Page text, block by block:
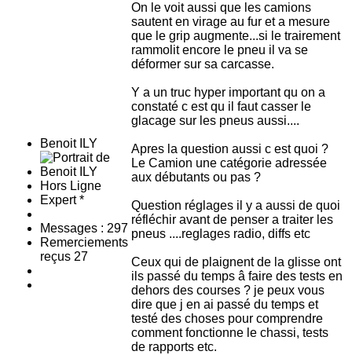
Benoit ILY
Hors Ligne
Expert *
Messages : 297
Remerciements
reçus 27
On le voit aussi que les camions
sautent en virage au fur et a mesure
que le grip augmente...si le trairement
rammolit encore le pneu il va se
déformer sur sa carcasse.
Y a un truc hyper important qu on a
constaté c est qu il faut casser le
glacage sur les pneus aussi....
Apres la question aussi c est quoi ?
Le Camion une catégorie adressée
aux débutants ou pas ?
Question réglages il y a aussi de quoi
réfléchir avant de penser a traiter les
pneus ....reglages radio, diffs etc
Ceux qui de plaignent de la glisse ont
ils passé du temps â faire des tests en
dehors des courses ? je peux vous
dire que j en ai passé du temps et
testé des choses pour comprendre
comment fonctionne le chassi, tests
de rapports etc.